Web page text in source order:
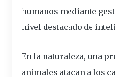
humanos mediante
nivel destacado de
En la naturaleza, una
animales atacan a los